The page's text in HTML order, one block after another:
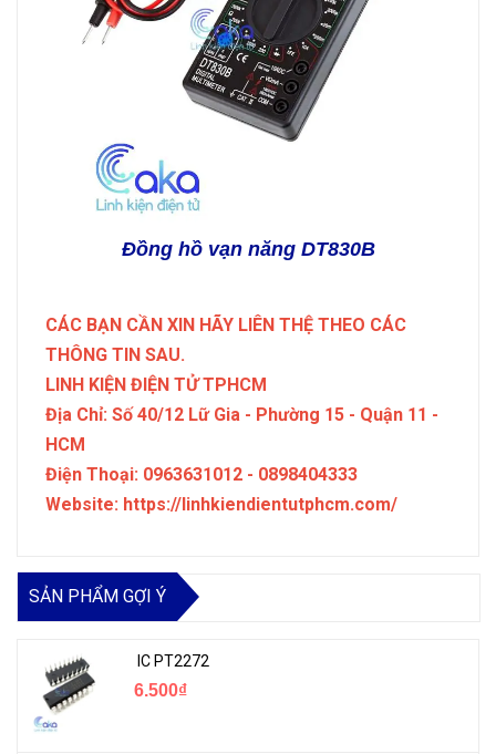
Đồng hồ vạn năng DT830B
CÁC BẠN CẦN XIN HÃY LIÊN THỆ THEO CÁC
THÔNG TIN SAU.
LINH KIỆN ĐIỆN TỬ TPHCM
Địa Chỉ: Số 40/12 Lữ Gia - Phường 15 - Quận 11 -
HCM
Điện Thoại: 0963631012 - 0898404333
Website: https://linhkiendientutphcm.com/
SẢN PHẨM GỢI Ý
IC PT2272
6.500₫